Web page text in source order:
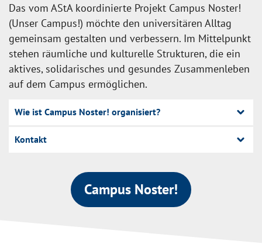
Das vom AStA koordinierte Projekt Campus Noster!
(Unser Campus!) möchte den universitären Alltag
gemeinsam gestalten und verbessern. Im Mittelpunkt
stehen räumliche und kulturelle Strukturen, die ein
aktives, solidarisches und gesundes Zusammenleben
auf dem Campus ermöglichen.
Wie ist Campus Noster! organisiert?
Kontakt
Campus Noster!